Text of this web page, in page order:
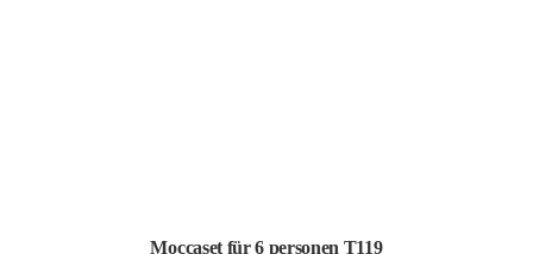
Moccaset für 6 personen T119